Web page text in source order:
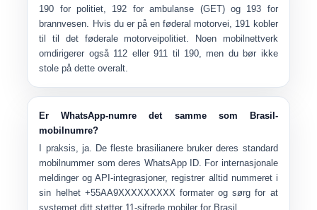
190 for politiet, 192 for ambulanse (GET)og 193 for
brannvesen. Hvis du er på en føderal motorvei, 191 kobler
til til det føderale motorveipolitiet. Noen mobilnettverk
omdirigerer også 112 eller 911 til 190, men du bør ikke
stole på dette overalt.
Er WhatsApp-numre det samme som Brasil-
mobilnumre?
I praksis, ja. De fleste brasilianere brukerderes standard
mobilnummer som deres WhatsApp ID. For internasjonale
meldinger og API-integrasjoner, registrer alltid nummeret i
sin helhet +55AA9XXXXXXXXXformater og sørg for at
systemet ditt støtter 11-sifrede mobiler for Brasil.